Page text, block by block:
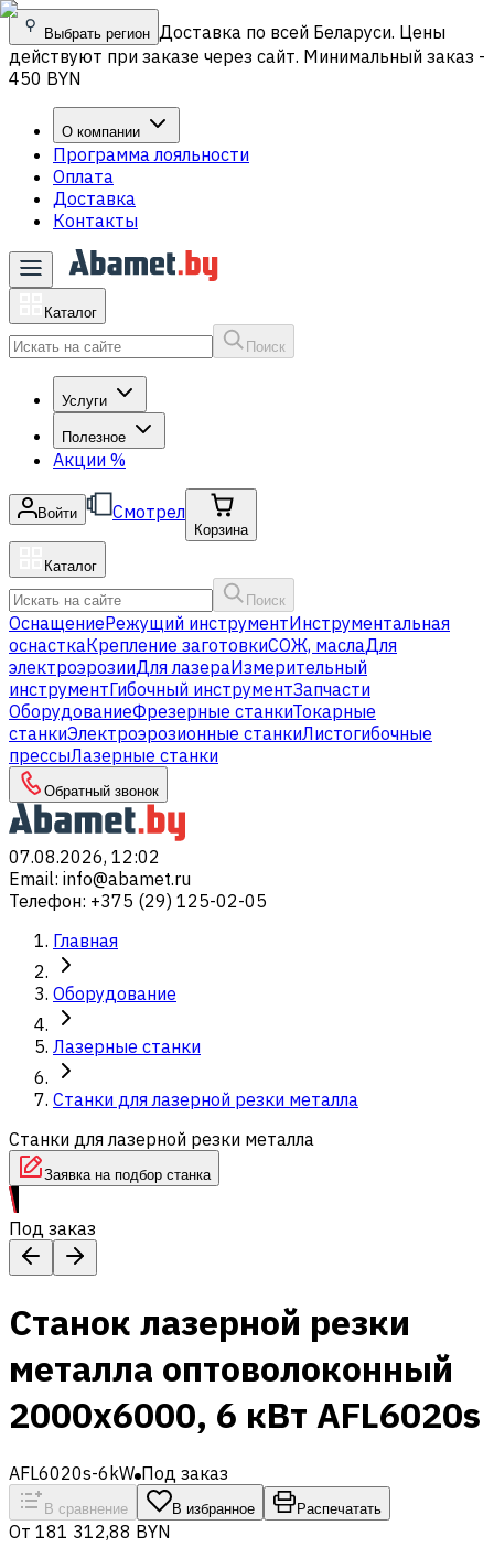
Выбрать регион Доставка по всей Беларуси. Цены
действуют при заказе через сайт. Минимальный заказ -
450 BYN
О компании
Программа лояльности
Оплата
Доставка
Контакты
Каталог
Поиск
Услуги
Полезное
Акции %
Войти Смотрел
Корзина
Каталог
Поиск
ОснащениеРежущий инструментИнструментальная
оснасткаКрепление заготовкиСОЖ, маслаДля
электроэрозииДля лазераИзмерительный
инструментГибочный инструментЗапчасти
ОборудованиеФрезерные станкиТокарные
станкиЭлектроэрозионные станкиЛистогибочные
прессыЛазерные станки
Обратный звонок
07.08.2026, 12:02
Email: info@abamet.ru
Телефон: +375 (29) 125-02-05
Главная
Оборудование
Лазерные станки
Станки для лазерной резки металла
Станки для лазерной резки металла
Заявка на подбор станка
Под заказ
Станок лазерной резки
металла оптоволоконный
2000x6000, 6 кВт AFL6020s
AFL6020s-6kW Под заказ
В сравнение В избранное Распечатать
От 181 312,88 BYN